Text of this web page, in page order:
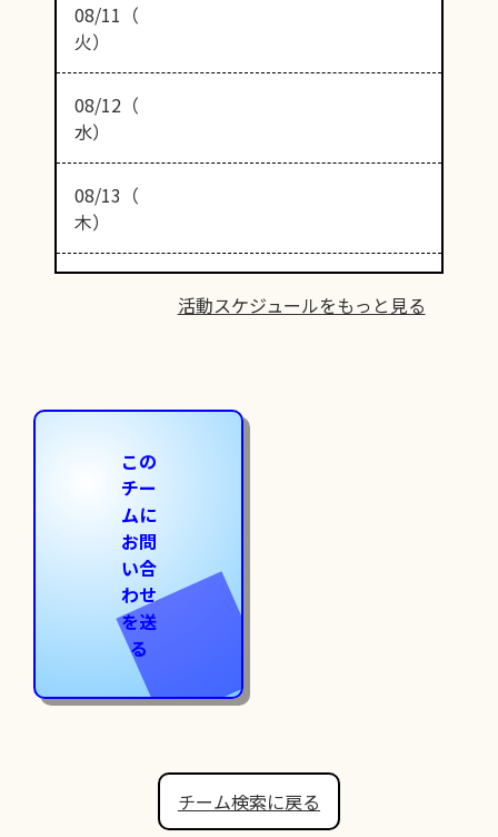
08/11（
火）
08/12（
水）
08/13（
木）
活動スケジュールをもっと見る
この
チー
ムに
お問
い合
わせ
を送
る
チーム検索に戻る